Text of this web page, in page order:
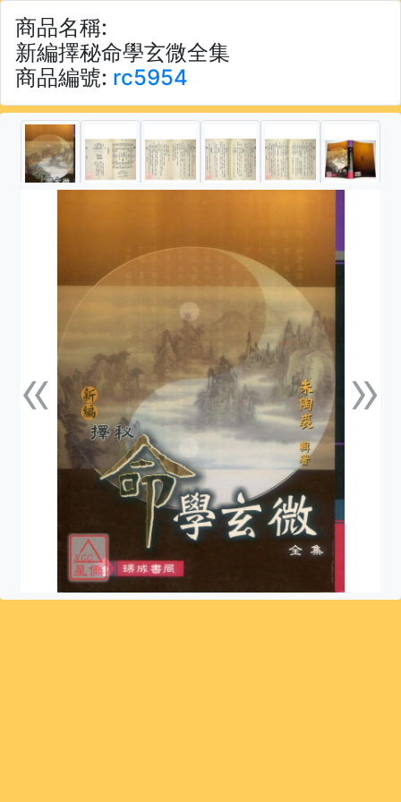
商品名稱:
新編擇秘命學玄微全集
商品編號: rc5954
«上一張 »下一